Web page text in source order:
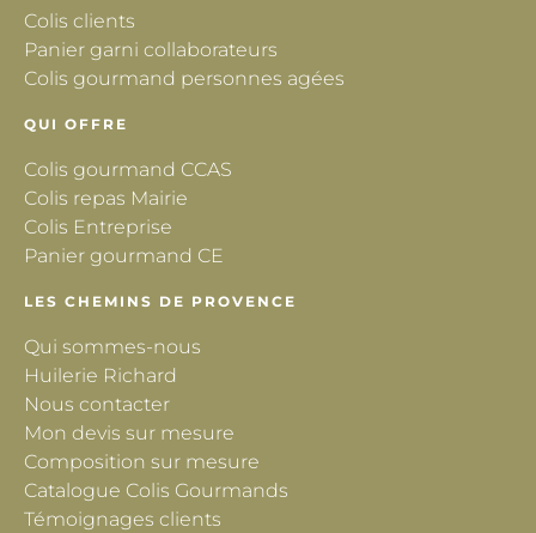
Colis clients
Panier garni collaborateurs
Colis gourmand personnes agées
QUI OFFRE
Colis gourmand CCAS
Colis repas Mairie
Colis Entreprise
Panier gourmand CE
LES CHEMINS DE PROVENCE
Qui sommes-nous
Huilerie Richard
Nous contacter
Mon devis sur mesure
Composition sur mesure
Catalogue Colis Gourmands
Témoignages clients